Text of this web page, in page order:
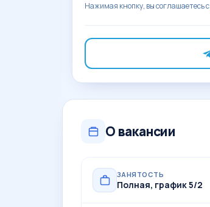
Нажимая кнопку, вы соглашаетесь с
О вакансии
ЗАНЯТОСТЬ
Полная, график 5/2